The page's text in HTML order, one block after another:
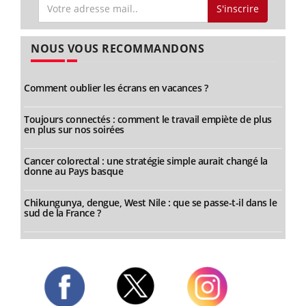
S'inscrire
NOUS VOUS RECOMMANDONS
Comment oublier les écrans en vacances ?
Toujours connectés : comment le travail empiète de plus
en plus sur nos soirées
Cancer colorectal : une stratégie simple aurait changé la
donne au Pays basque
Chikungunya, dengue, West Nile : que se passe-t-il dans le
sud de la France ?